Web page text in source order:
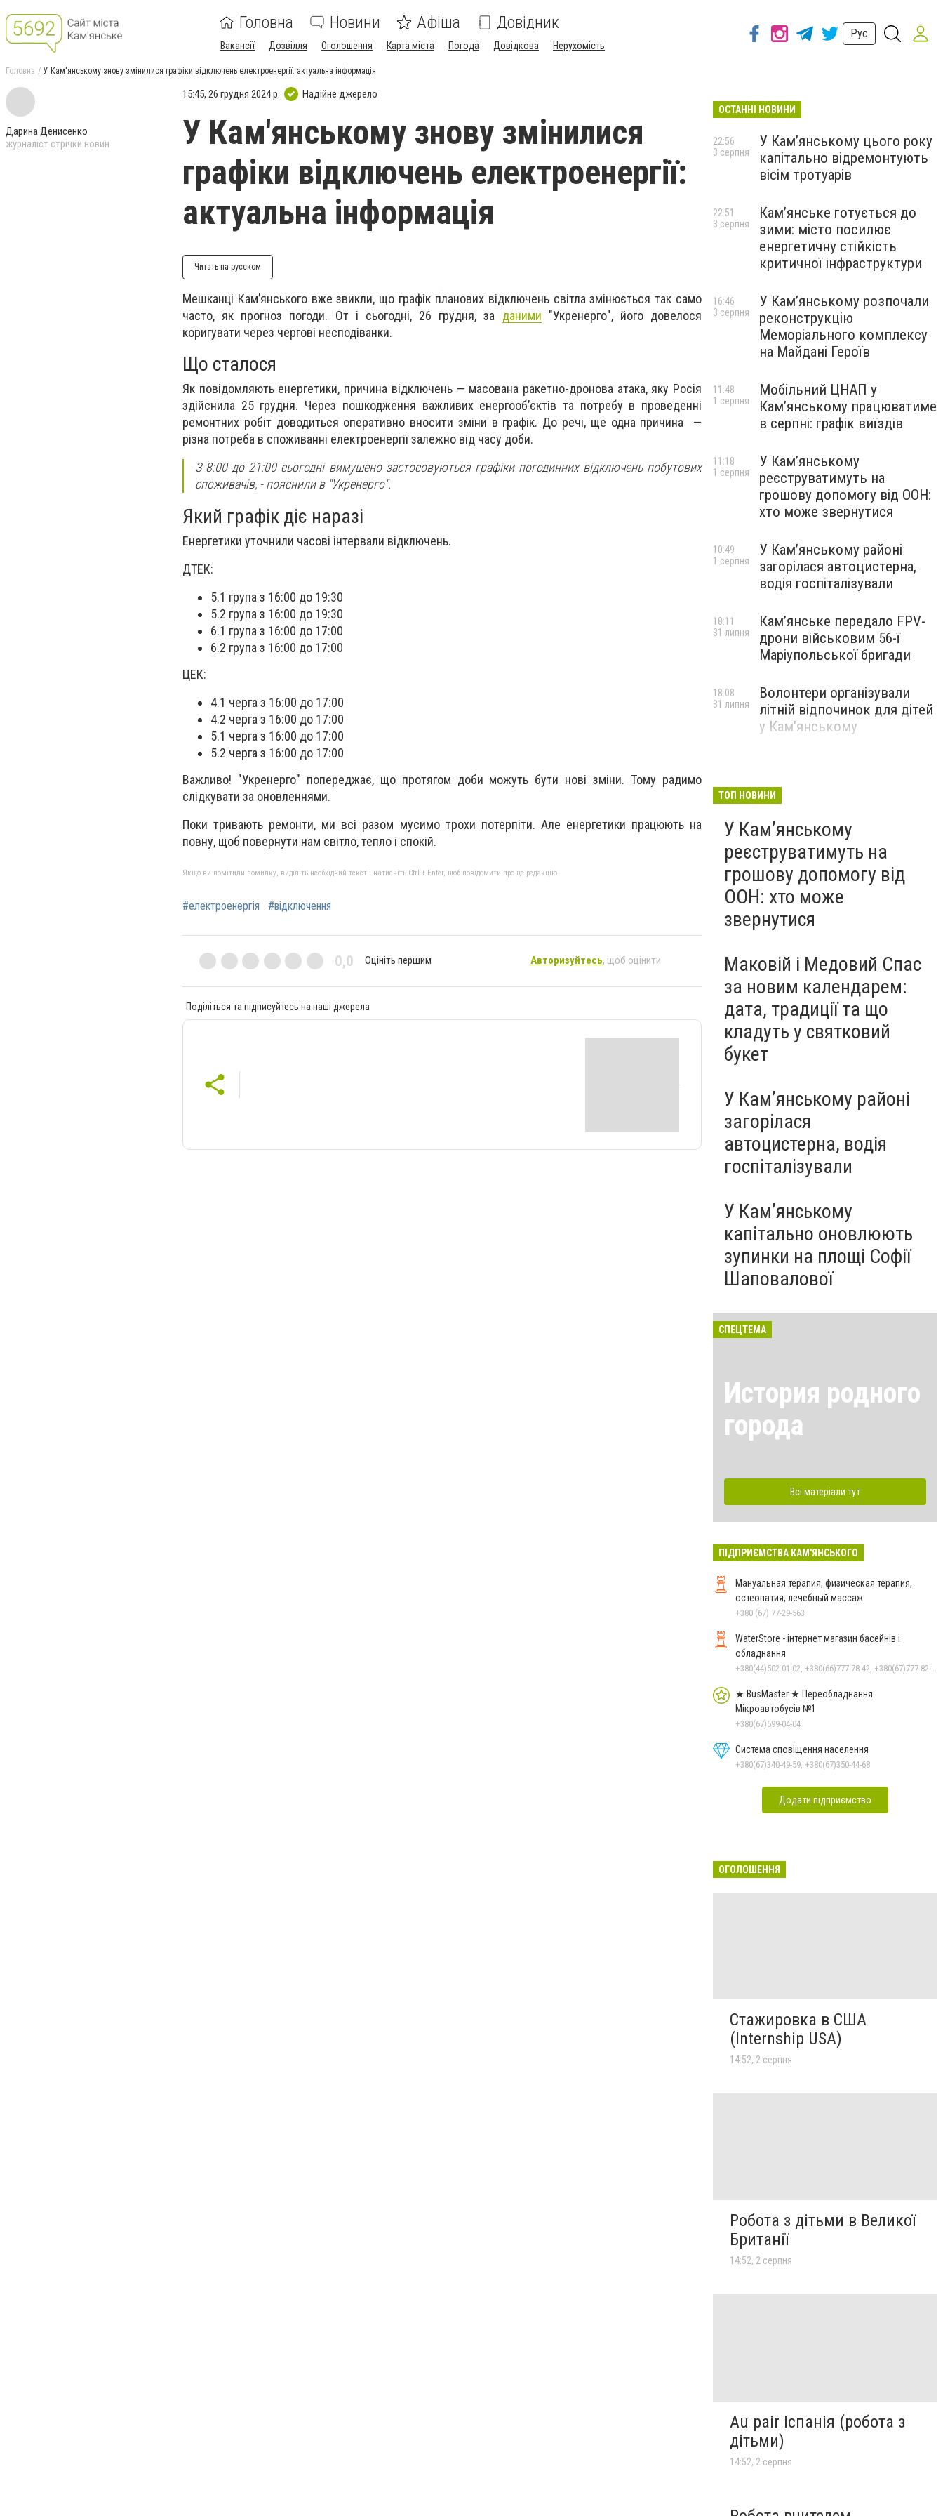
Головна Новини Афіша Довідник
Вакансії Дозвілля Оголошення Карта міста Погода Довідкова Нерухомість
Рус
Головна У Кам'янському знову змінилися графіки відключень електроенергії: актуальна інформація
Дарина Денисенко
журналіст стрічки новин
15:45, 26 грудня 2024 р. Надійне джерело
У Кам'янському знову змінилися
графіки відключень електроенергії:
актуальна інформація
Читать на русском
Мешканці Кам’янського вже звикли, що графік планових відключень світла змінюється так само
часто, як прогноз погоди. От і сьогодні, 26 грудня, за даними "Укренерго", його довелося
коригувати через чергові несподіванки.
Що сталося
Як повідомляють енергетики, причина відключень — масована ракетно-дронова атака, яку Росія
здійснила 25 грудня. Через пошкодження важливих енергооб’єктів та потребу в проведенні
ремонтних робіт доводиться оперативно вносити зміни в графік. До речі, ще одна причина —
різна потреба в споживанні електроенергії залежно від часу доби.
З 8:00 до 21:00 сьогодні вимушено застосовуються графіки погодинних відключень побутових
споживачів, - пояснили в "Укренерго".
Який графік діє наразі
Енергетики уточнили часові інтервали відключень.
ДТЕК:
5.1 група з 16:00 до 19:30
5.2 група з 16:00 до 19:30
6.1 група з 16:00 до 17:00
6.2 група з 16:00 до 17:00
ЦЕК:
4.1 черга з 16:00 до 17:00
4.2 черга з 16:00 до 17:00
5.1 черга з 16:00 до 17:00
5.2 черга з 16:00 до 17:00
Важливо! "Укренерго" попереджає, що протягом доби можуть бути нові зміни. Тому радимо
слідкувати за оновленнями.
Поки тривають ремонти, ми всі разом мусимо трохи потерпіти. Але енергетики працюють на
повну, щоб повернути нам світло, тепло і спокій.
Якщо ви помітили помилку, виділіть необхідний текст і натисніть Ctrl + Enter, щоб повідомити про це редакцію
#електроенергія #відключення
0,0 Оцініть першим Авторизуйтесь, щоб оцінити
Поділіться та підписуйтесь на наші джерела
ОСТАННІ НОВИНИ
У Кам’янському цього року
капітально відремонтують
вісім тротуарів
22:56
3 серпня
Кам’янське готується до
зими: місто посилює
енергетичну стійкість
критичної інфраструктури
22:51
3 серпня
У Кам’янському розпочали
реконструкцію
Меморіального комплексу
на Майдані Героїв
16:46
3 серпня
Мобільний ЦНАП у
Кам’янському працюватиме
в серпні: графік виїздів
11:48
1 серпня
У Кам’янському
реєструватимуть на
грошову допомогу від ООН:
хто може звернутися
11:18
1 серпня
У Кам’янському районі
загорілася автоцистерна,
водія госпіталізували
10:49
1 серпня
Кам’янське передало FPV-
дрони військовим 56-ї
Маріупольської бригади
18:11
31 липня
Волонтери організували
літній відпочинок для дітей
у Кам’янському
18:08
31 липня
ТОП НОВИНИ
У Кам’янському
реєструватимуть на
грошову допомогу від
ООН: хто може
звернутися
Маковій і Медовий Спас
за новим календарем:
дата, традиції та що
кладуть у святковий
букет
У Кам’янському районі
загорілася
автоцистерна, водія
госпіталізували
У Кам’янському
капітально оновлюють
зупинки на площі Софії
Шаповалової
СПЕЦТЕМА
История родного
города
Всі матеріали тут
ПІДПРИЄМСТВА КАМ'ЯНСЬКОГО
Мануальная терапия, физическая терапия,
остеопатия, лечебный массаж
+380 (67) 77-29-563
WaterStore - інтернет магазин басейнів і
обладнання
★ BusMaster ★ Переобладнання
Мікроавтобусів №1
+380(67)599-04-04
Система сповіщення населення
+380(67)340-49-59, +380(67)350-44-68
Додати підприємство
ОГОЛОШЕННЯ
Стажировка в США
(Internship USA)
14:52, 2 серпня
Робота з дітьми в Великої
Британії
14:52, 2 серпня
Au pair Іспанія (робота з
дітьми)
14:52, 2 серпня